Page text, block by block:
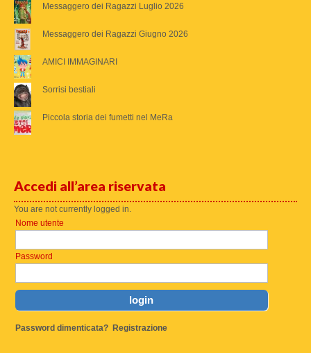
Messaggero dei Ragazzi Luglio 2026
Messaggero dei Ragazzi Giugno 2026
AMICI IMMAGINARI
Sorrisi bestiali
Piccola storia dei fumetti nel MeRa
Accedi all’area riservata
You are not currently logged in.
Nome utente
Password
Password dimenticata? Registrazione